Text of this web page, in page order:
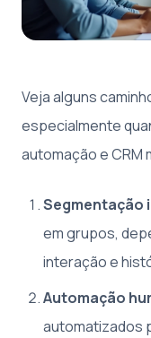
Veja alguns
especialmente
automação e CRM
Segmentação
em grupos,
interação e
Automação
automatizados